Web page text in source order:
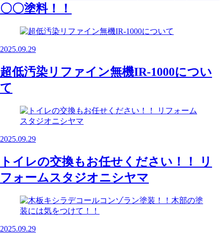
〇〇塗料！！
2025.09.29
超低汚染リファイン無機IR‐1000につい
て
2025.09.29
トイレの交換もお任せください！！ リ
フォームスタジオニシヤマ
2025.09.29